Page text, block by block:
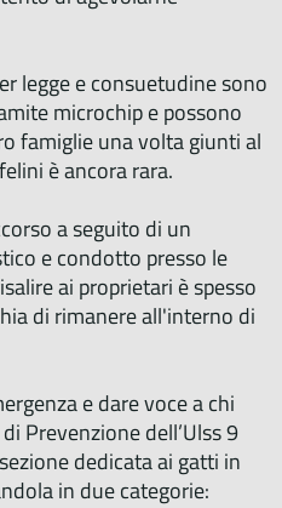
legge e consuetudine sono
microchip e possono
famiglie una volta giunti al
è ancora rara.
a seguito di un
e condotto presso le
ai proprietari è spesso
di rimanere all'interno di
e dare voce a chi
Prevenzione dell’Ulss 9
dedicata ai gatti in
in due categorie: